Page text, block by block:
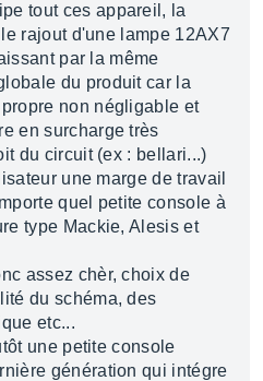
tout ces appareil, la
rajout d'une lampe 12AX7
par la même
du produit car la
non négligable et
en surcharge très
du circuit (ex : bellari...)
une marge de travail
quel petite console à
type Mackie, Alesis et
assez chèr, choix de
du schéma, des
etc...
une petite console
génération qui intégre